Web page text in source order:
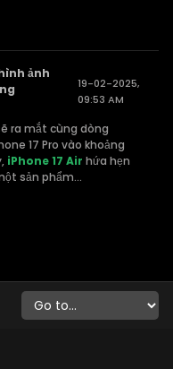
ảnh
19-02-2025,
09:53 AM
ra mắt cùng dòng
17 Pro vào khoảng
iPhone 17 Air hứa hẹn
sản phẩm...